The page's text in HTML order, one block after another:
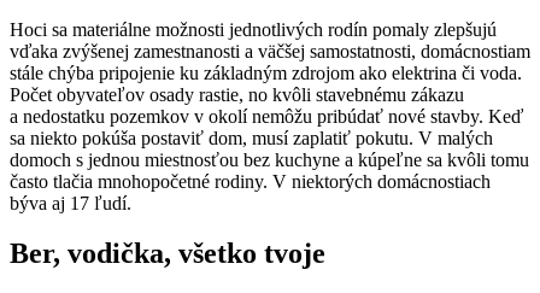
Hoci sa materiálne možnosti jednotlivých rodín pomaly zlepšujú
vďaka zvýšenej zamestnanosti a väčšej samostatnosti, domácnostiam
stále chýba pripojenie ku základným zdrojom ako elektrina či voda.
Počet obyvateľov osady rastie, no kvôli stavebnému zákazu
a nedostatku pozemkov v okolí nemôžu pribúdať nové stavby. Keď
sa niekto pokúša postaviť dom, musí zaplatiť pokutu. V malých
domoch s jednou miestnosťou bez kuchyne a kúpeľne sa kvôli tomu
často tlačia mnohopočetné rodiny. V niektorých domácnostiach
býva aj 17 ľudí.
Ber, vodička, všetko tvoje